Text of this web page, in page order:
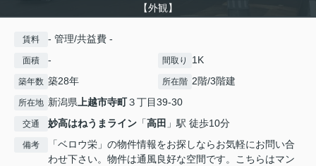
【外観】
賃料 - 管理/共益費 -
面積 - 間取り 1K
築年数 築28年 所在階 2階/3階建
所在地 新潟県上越市寺町３丁目39-30
交通 妙高はねうまライン 「高田 」駅 徒歩10分
備考
「ベロウ栄」の物件情報をお探しならお気軽にお問い合
わせ下さい。物件は通風良好な空間です。こちらはマン